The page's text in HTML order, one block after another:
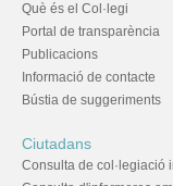
Què és el Col·legi
Portal de transparència
Publicacions
Informació de contacte
Bústia de suggeriments
Ciutadans
Consulta de col·legiació